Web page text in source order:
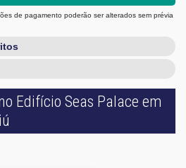
de pagamento poderão ser alterados sem prévia
Edifício Seas Palace em